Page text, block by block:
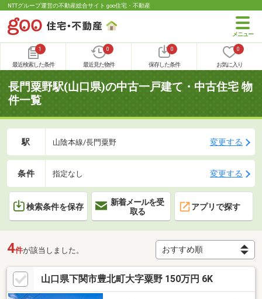
NTTグループ運営の不動産総合サイト goo住宅・不動産
1
最近検索した条件
0
最近見た物件
0
保存した条件
0
お気に入り
長門粟野駅(山口県)の中古一戸建て・中古住宅 物
件一覧
駅 山陰本線/長門粟野 変更する
条件 指定なし 変更する
検索条件を保存
新着メールを受
取る
アプリで探す
4件が該当しました。
山口県下関市豊北町大字粟野 150万円 6K